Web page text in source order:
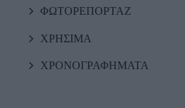
ΦΩΤΟΡΕΠΟΡΤΑΖ
ΧΡΗΣΙΜΑ
ΧΡΟΝΟΓΡΑΦΗΜΑΤΑ